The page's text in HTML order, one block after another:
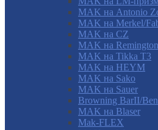
MAK на Antonio
MAK на Merkel/
MAK на CZ
MAK на Remington
MAK на Tikka T3
MAK на HEYM
MAK на Sako
MAK на Sauer
Browning BarII/
MAK на Blaser
Mak-FLEX